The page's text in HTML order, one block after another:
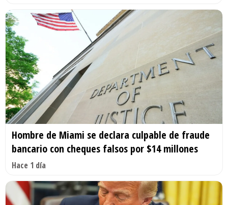
Hombre de Miami se declara culpable de fraude
bancario con cheques falsos por $14 millones
Hace 1 día